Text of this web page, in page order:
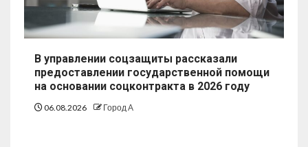
В управлении соцзащиты рассказали
предоставлении государственной помощи
на основании соцконтракта в 2026 году
06.08.2026 Город А